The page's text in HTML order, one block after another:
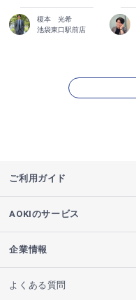
榎本 光希
池袋東口駅前店
ご利用ガイド
AOKIのサービス
企業情報
よくある質問